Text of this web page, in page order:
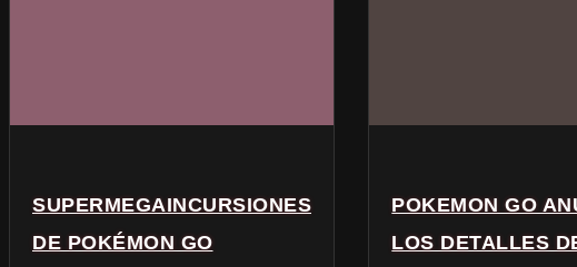
SUPERMEGAINCURSIONES
DE POKÉMON GO
POKEMON GO
LOS DETALLES